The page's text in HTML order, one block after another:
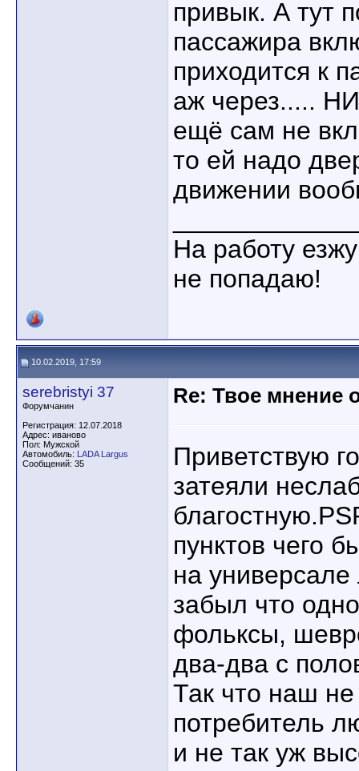
привык. А тут
пассажира
приходится к
аж через.....
ещё сам не
то ей надо
движении
На работу
не попадаю!
10.02.2019, 17:59
serebristyi 37
Форумчанин
Регистрация: 12.07.2018
Адрес: иваново
Пол: Мужской
Автомобиль: LADA Largus
Сообщений: 35
Re: Твое мнение
Приветствую
затеяли
пунктов чего
на
забыл что
фольксы,
два-два с
Так что наш
потребитель
и не так уж